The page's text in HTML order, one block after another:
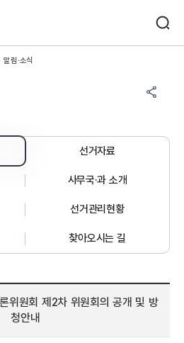
알림·소식
선거자료
사무국·과 소개
선거관리현황
찾아오시는 길
위원회 제2차 위원회의 공개 및 방
청안내